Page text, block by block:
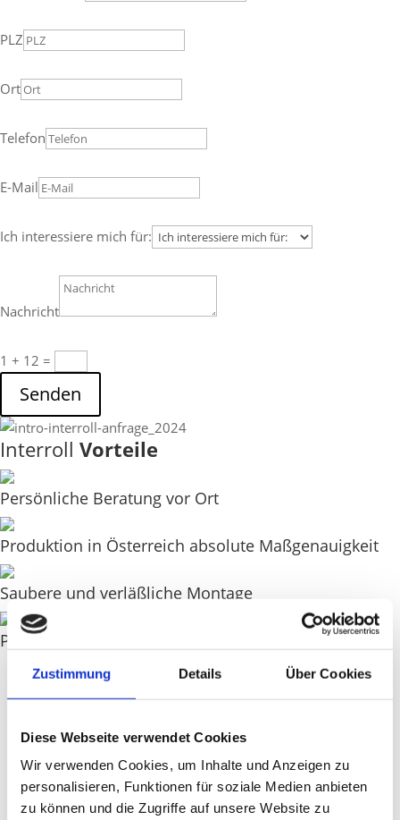
Zustimmung Details Über Cookies
Diese Webseite verwendet Cookies
Wir verwenden Cookies, um Inhalte und Anzeigen zu
personalisieren, Funktionen für soziale Medien anbieten
zu können und die Zugriffe auf unsere Website zu
PLZ
Ort
Telefon
E-Mail
Ich interessiere mich für:
Nachricht
1 + 12 =
Senden
Interroll Vorteile
Persönliche Beratung vor Ort
Produktion in Österreich absolute Maßgenauigkeit
Saubere und verläßliche Montage
Pünktliche Lieferung

A - 4654 Bad Wimsbach
Markt 3